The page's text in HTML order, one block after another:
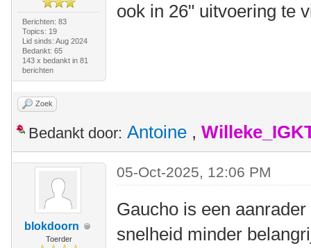
Berichten: 83
Topics: 19
Lid sinds: Aug 2024
Bedankt: 65
143 x bedankt in 81
berichten
ook in 26" uitvoering te
Zoek
Bedankt door: Antoine ,
blokdoorn
Toerder
05-Oct-2025, 12:06 PM
Gaucho is een
snelheid minder